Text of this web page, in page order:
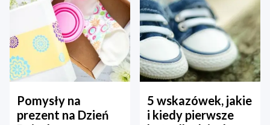
Pomysły na
prezent na Dzień
5 wskazówek, jakie
i kiedy pierwsze